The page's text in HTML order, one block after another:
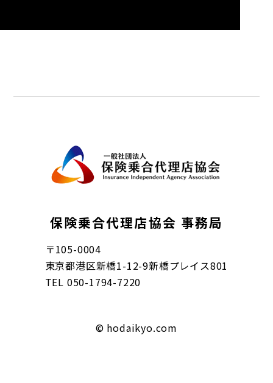
保険乗合代理店協会 事務局
〒105-0004
東京都港区新橋1-12-9新橋プレイス801
TEL 050-1794-7220
© hodaikyo.com